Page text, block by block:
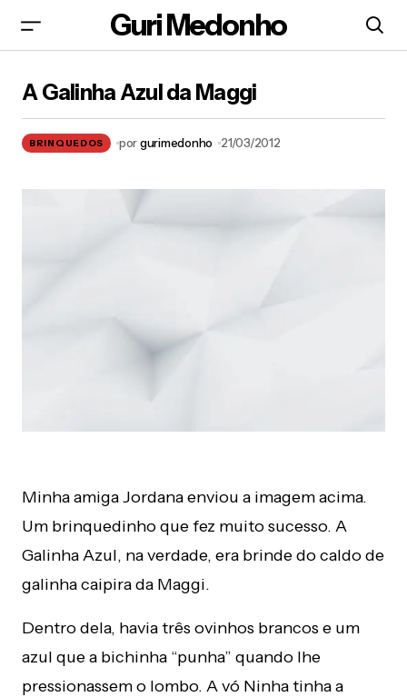
Guri Medonho
A Galinha Azul da Maggi
BRINQUEDOS porgurimedonho 21/03/2012
Minha amiga Jordana enviou a imagem acima.
Um brinquedinho que fez muito sucesso. A
Galinha Azul, na verdade, era brinde do caldo de
galinha caipira da Maggi.
Dentro dela, havia três ovinhos brancos e um
azul que a bichinha “punha” quando lhe
pressionassem o lombo. A vó Ninha tinha a